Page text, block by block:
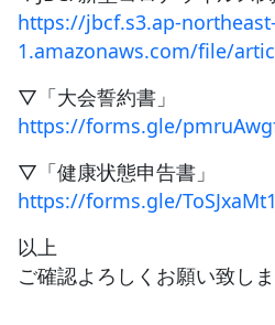
https://jbcf.s3.ap-northeast-
1.amazonaws.com/file/
▽「大会誓約書」
https://forms.gle/
▽「健康状態申告書」
https://forms.gle/
以上
ご確認よろしくお願い致しま